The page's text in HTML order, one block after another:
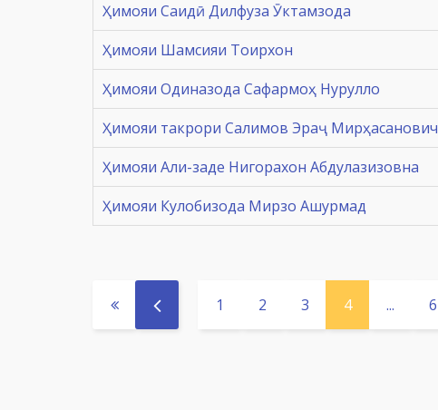
Ҳимояи Саидӣ Дилфуза Ӯктамзода
Ҳимояи Шамсияи Тоирхон
Ҳимояи Одиназода Сафармоҳ Нурулло
Ҳимояи такрори Салимов Эраҷ Мирҳасанович
Ҳимояи Али-заде Нигорахон Абдулазизовна
Ҳимояи Кулобизода Мирзо Ашурмад
1 2 3 4 ... 6